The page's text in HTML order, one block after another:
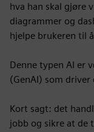
hva han skal gjøre
diagrammer og
hjelpe brukeren til
Denne typen AI er
(GenAI) som driver
Kort sagt: det
jobb og sikre at de